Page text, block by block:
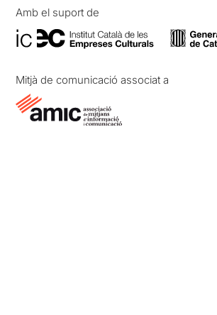
Amb el suport de
Mitjà de comunicació associat a